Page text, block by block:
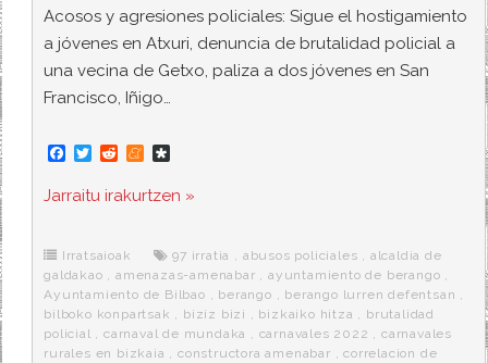
Acosos y agresiones policiales: Sigue el hostigamiento
a jóvenes en Atxuri, denuncia de brutalidad policial a
una vecina de Getxo, paliza a dos jóvenes en San
Francisco, Iñigo…
F
c
e
o
k
T
i
t
r
R
d
d
M
n
e
e
a
s
r
a
Jarraitu irakurtzen »
Irratsaioak 97 irratia , abusos policiales , alcaldia de
galdakao ,amenazas-amenabar ,ayuntamiento de berango ,
Ayuntamiento de Bilbao , berango , berango lurren defentsan ,
bilboko konpartsak , biziz bizi , bizkaiko hitza , brutalidad
policial ,carnaval de mundaka , carnavales 2022 ,carnavales
rurales en bizkaia ,constructora amenabar ,correlacion de